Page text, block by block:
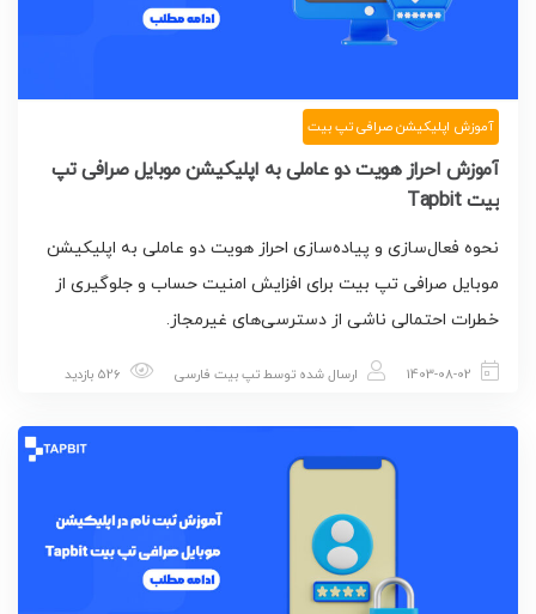
آموزش اپلیکیشن صرافی تپ بیت
آموزش احراز هویت دو عاملی به اپلیکیشن موبایل صرافی تپ
بیت Tapbit
نحوه فعال‌سازی و پیاده‌سازی احراز هویت دو عاملی به اپلیکیشن
موبایل صرافی تپ بیت برای افزایش امنیت حساب و جلوگیری از
خطرات احتمالی ناشی از دسترسی‌های غیرمجاز.
1403-08-02 ارسال شده توسطتپ بیت فارسی